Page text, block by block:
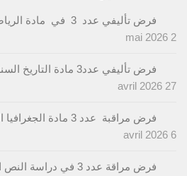
فرض تأليفي عدد 3 في مادة الرياضيات السنة التاسعة
2 mai 2026
فرض تأليفي عدد3 مادة التاريخ السنة التاسعة
27 avril 2026
فرض مراقبة عدد 3 مادة الجغرافيا السنة الثامنة
6 avril 2026
فرض مراقة عدد 3 في دراسة النص السنة السابعة